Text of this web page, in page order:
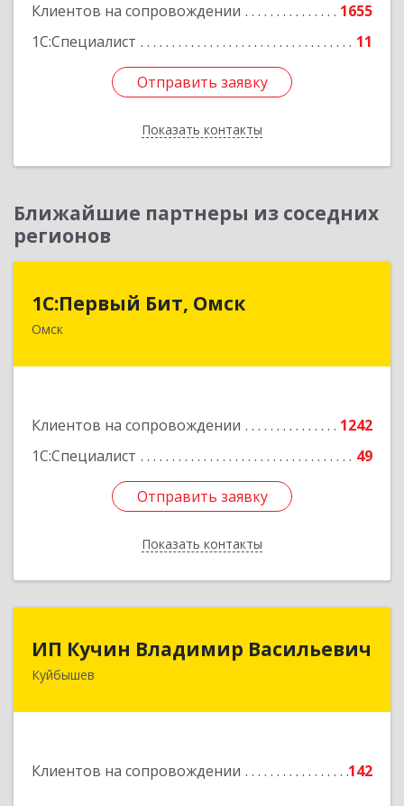
Клиентов на сопровождении
1655
1С:Специалист
11
Отправить заявку
Показать контакты
Отправить заявку
Назад
Ближайшие партнеры из соседних
регионов
1С:Первый Бит, Омск
Омск
Клиентов на сопровождении
1242
1С:Специалист
49
Отправить заявку
Показать контакты
644099, Омская обл, Омск г, Гагарина ул, дом №
Отправить заявку
Назад
ИП Кучин Владимир Васильевич
Куйбышев
Клиентов на сопровождении 142
632387, Новосибирская обл, Куйбышев г,